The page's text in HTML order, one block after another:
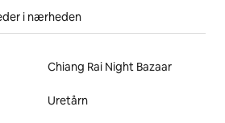
i nærheden
Chiang Rai Night Bazaar
Uretårn